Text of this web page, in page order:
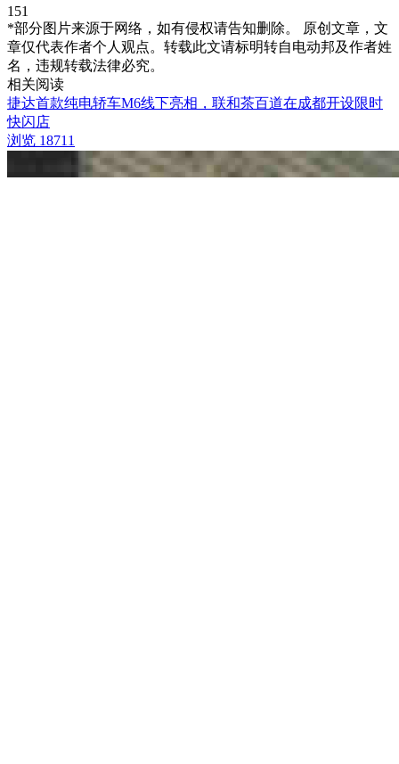
151
*部分图片来源于网络，如有侵权请告知删除。 原创文章，文
章仅代表作者个人观点。转载此文请标明转自电动邦及作者姓
名，违规转载法律必究。
相关阅读
捷达首款纯电轿车M6线下亮相，联和茶百道在成都开设限时
快闪店
浏览 18711